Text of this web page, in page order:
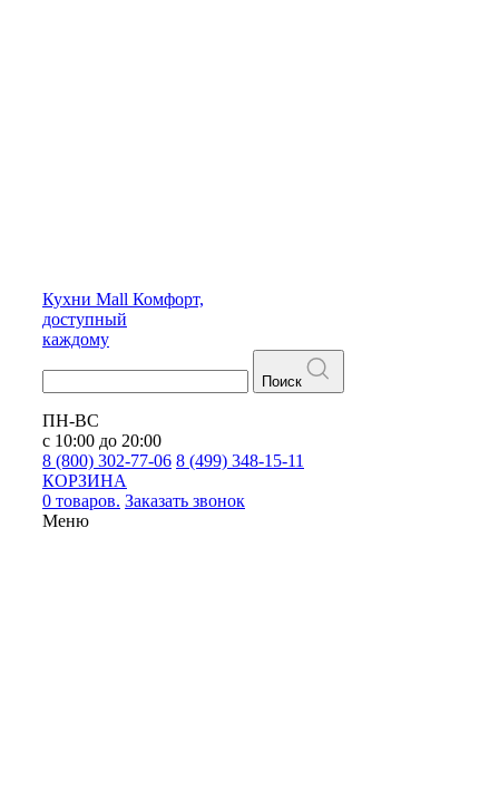
Кухни Mall Комфорт,
доступный
каждому
Поиск
ПН-ВС
с 10:00 до 20:00
8 (800) 302-77-06 8 (499) 348-15-11
КОРЗИНА
0 товаров. Заказать звонок
Меню